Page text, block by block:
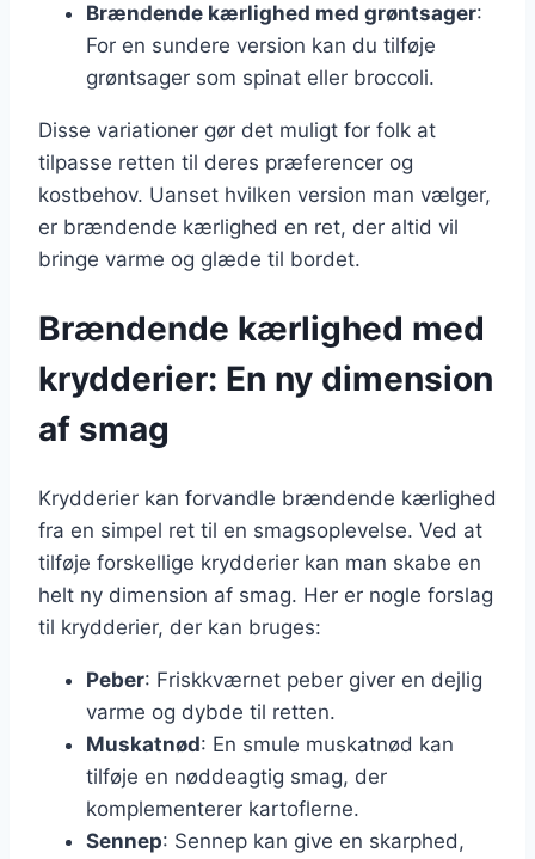
Brændende kærlighed med grøntsager:
For en sundere version kan du tilføje
grøntsager som spinat eller broccoli.
Disse variationer gør det muligt for folk at
tilpasse retten til deres præferencer og
kostbehov. Uanset hvilken version man vælger,
er brændende kærlighed en ret, der altid vil
bringe varme og glæde til bordet.
Brændende kærlighed med
krydderier: En ny dimension
af smag
Krydderier kan forvandle brændende kærlighed
fra en simpel ret til en smagsoplevelse. Ved at
tilføje forskellige krydderier kan man skabe en
helt ny dimension af smag. Her er nogle forslag
til krydderier, der kan bruges:
Peber: Friskkværnet peber giver en dejlig
varme og dybde til retten.
Muskatnød: En smule muskatnød kan
tilføje en nøddeagtig smag, der
komplementerer kartoflerne.
Sennep: Sennep kan give en skarphed,